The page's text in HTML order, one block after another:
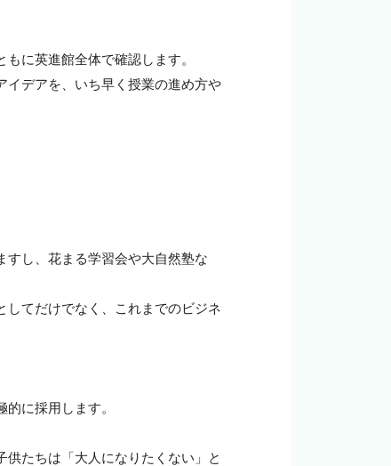
に英進館全体で確認します。
デアを、いち早く授業の進め方や
すし、花まる学習会や大自然塾な
てだけでなく、これまでのビジネ
に採用します。
たちは「大人になりたくない」と